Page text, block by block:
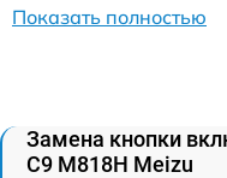
Показать полностью
Замена кнопки
C9 M818H Meizu